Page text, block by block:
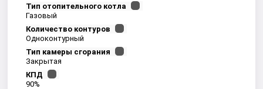
Тип отопительного котла
Газовый
Количество контуров
Одноконтурный
Тип камеры сгорания
Закрытая
КПД
90%